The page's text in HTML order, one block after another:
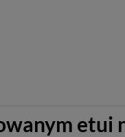
etui